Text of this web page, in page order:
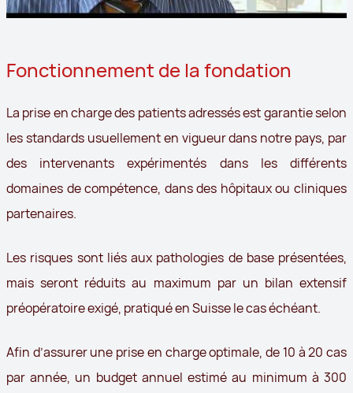
Fonctionnement de la fondation
La prise en charge des patients adressés est garantie selon
les standards usuellement en vigueur dans notre pays, par
des intervenants expérimentés dans les différents
domaines de compétence, dans des hôpitaux ou cliniques
partenaires.
Les risques sont liés aux pathologies de base présentées,
mais seront réduits au maximum par un bilan extensif
préopératoire exigé, pratiqué en Suisse le cas échéant.
Afin d’assurer une prise en charge optimale, de 10 à 20 cas
par année, un budget annuel estimé au minimum à 300